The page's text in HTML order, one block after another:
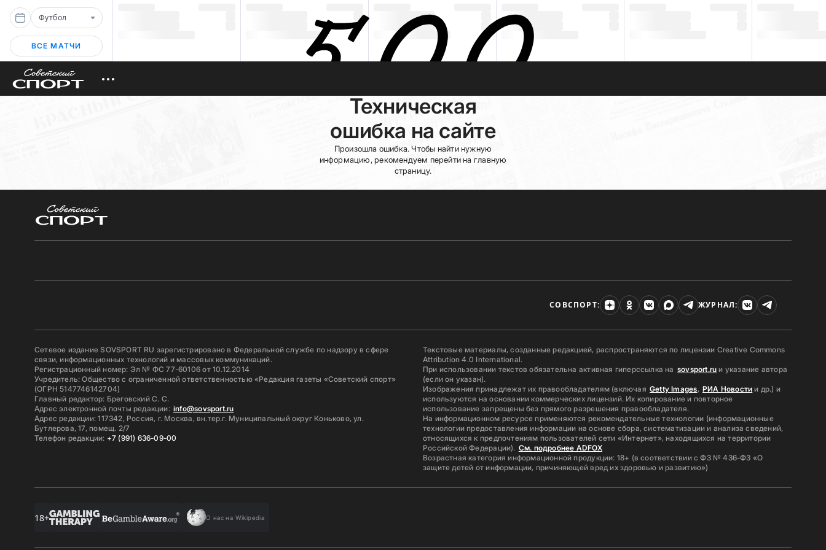
Футбол
ВСЕ МАТЧИ
Техническая
ошибка на сайте
Произошла ошибка. Чтобы найти нужную
информацию, рекомендуем перейти на главную
страницу.
СОВСПОРТ: ЖУРНАЛ:
Сетевое издание SOVSPORT RU зарегистрировано в Федеральной службе по надзору в сфере
связи, информационных технологий и массовых коммуникаций.
Регистрационный номер: Эл № ФС 77-60106 от 10.12.2014
Учредитель: Общество с ограниченной ответственностью «Редакция газеты «Советский спорт»
(ОГРН 5147746142704)
Главный редактор: Бреговский С. С.
Адрес электронной почты редакции: info@sovsport.ru
Адрес редакции: 117342, Россия, г. Москва, вн.тер.г. Муниципальный округ Коньково, ул.
Бутлерова, 17, помещ. 2/7
Телефон редакции: +7 (991) 636-09-00
Текстовые материалы, созданные редакцией, распространяются по лицензии Creative Commons
Attribution 4.0 International.
При использовании текстов обязательна активная гиперссылка на sovsport.ru и указание автора
(если он указан).
Изображения принадлежат их правообладателям (включая Getty Images, РИА Новости и др.) и
используются на основании коммерческих лицензий. Их копирование и повторное
использование запрещены без прямого разрешения правообладателя.
На информационном ресурсе применяются рекомендательные технологии (информационные
технологии предоставления информации на основе сбора, систематизации и анализа сведений,
относящихся к предпочтениям пользователей сети «Интернет», находящихся на территории
Российской Федерации). См. подробнее ADFOX
Возрастная категория информационной продукции: 18+ (в соответствии с ФЗ № 436-ФЗ «О
защите детей от информации, причиняющей вред их здоровью и развитию»)
18+ О нас на Wikipedia